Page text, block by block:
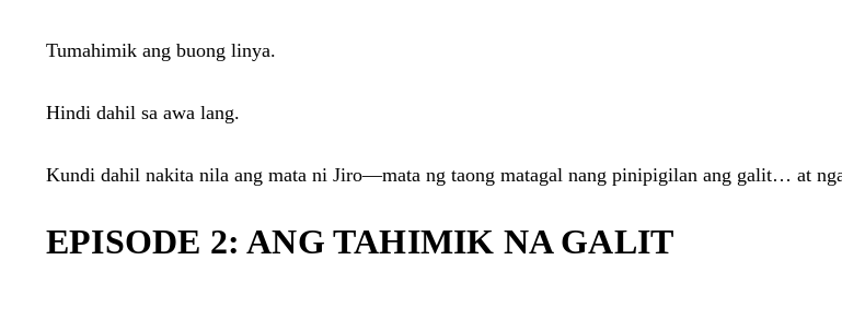
Tumahimik ang buong linya.
Hindi dahil sa awa lang.
Kundi dahil nakita nila ang mata ni Jiro—mata ng taong matagal nang pinipigilan ang galit… at
EPISODE 2: ANG TAHIMIK NA GALIT